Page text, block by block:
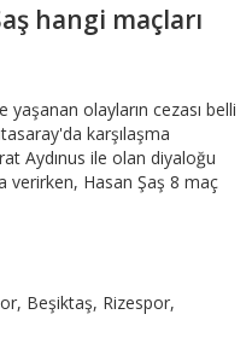
hangi maçları
olayların cezası belli
karşılaşma
Aydınus ile olan diyaloğu
verirken, Hasan Şaş 8 maç
Beşiktaş, Rizespor,